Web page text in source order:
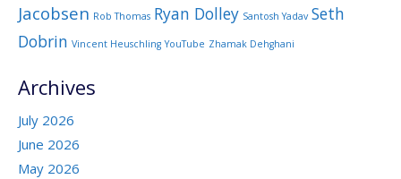
Jacobsen Rob Thomas Ryan Dolley Santosh Yadav Seth
Dobrin Vincent Heuschling YouTube Zhamak Dehghani
Archives
July 2026
June 2026
May 2026